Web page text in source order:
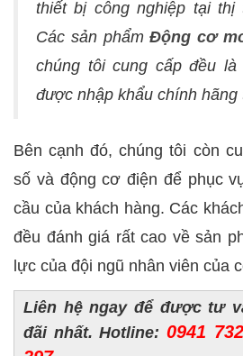
thiết bị công nghiệp tại thị
Các sản phẩmĐộng cơ
chúng tôi cung cấp đều là
được nhập khẩu chính hãng
Bên cạnh đó, chúng tôi còn
số và động cơ điện để phục
cầu của khách hàng. Các
đều đánh giá rất cao về sản
lực của đội ngũ nhân viên của
Liên hệ ngay để được tư
đãi nhất. Hotline: 0941